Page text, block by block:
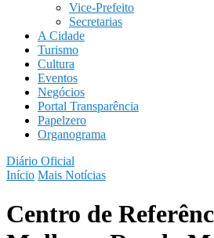
Vice-Prefeito
Secretarias
A Cidade
Turismo
Cultura
Eventos
Negócios
Portal Transparência
Papelzero
Organograma
Diário Oficial
Início Mais Notícias
Centro de